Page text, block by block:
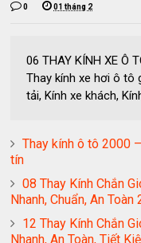
0 01 tháng 2
06 THAY KÍNH XE Ô
Thay kính xe hơi ô tô
tải, Kính xe khách,
Thay kính ô tô 2000
tín
08 Thay Kính Chắn
Nhanh, Chuẩn, An Toàn
12 Thay Kính Chắn
Nhanh, An Toàn, Tiết